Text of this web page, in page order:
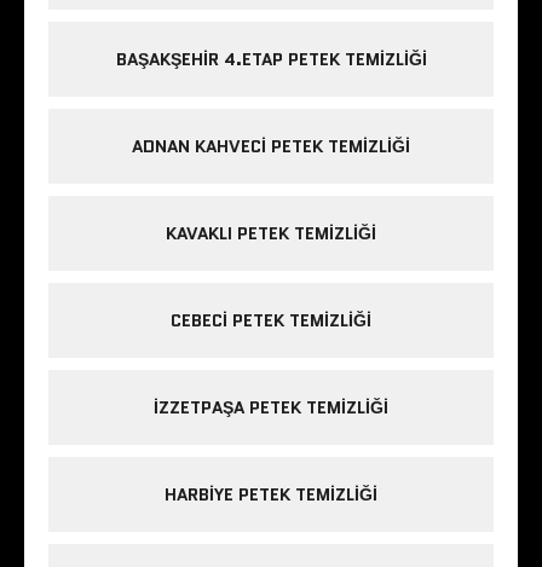
BAŞAKŞEHIR 4.ETAP PETEK TEMIZLIĞI
ADNAN KAHVECI PETEK TEMIZLIĞI
KAVAKLI PETEK TEMIZLIĞI
CEBECI PETEK TEMIZLIĞI
IZZETPAŞA PETEK TEMIZLIĞI
HARBIYE PETEK TEMIZLIĞI